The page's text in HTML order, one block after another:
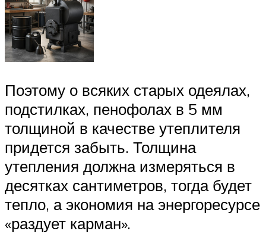
Поэтому о всяких старых одеялах,
подстилках, пенофолах в 5 мм
толщиной в качестве утеплителя
придется забыть. Толщина
утепления должна измеряться в
десятках сантиметров, тогда будет
тепло, а экономия на энергоресурсе
«раздует карман».